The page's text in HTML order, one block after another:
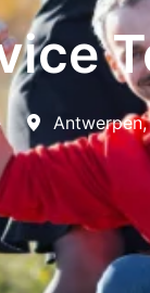
Antwerpen,